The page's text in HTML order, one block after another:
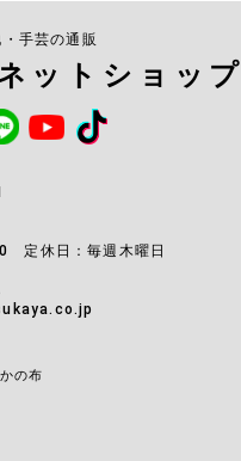
手芸の通販
ットショップ
定休日：毎週木曜日
の布